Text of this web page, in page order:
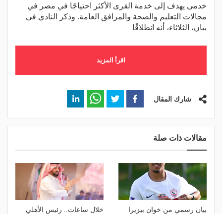
خدمي يهدف إلى خدمة القرى الأكثر احتياجًا في مصر في
مجالات التعليم والصحة والمرافق العامة. وذكر النادي في
بيان، الثلاثاء، أنه انطلاقًا
اقرأ المزيد
شارك المقال
مقالات ذات صلة
بيان رسمي من خوان بيزيرا
خلال ساعات.. رئيس الأهلي